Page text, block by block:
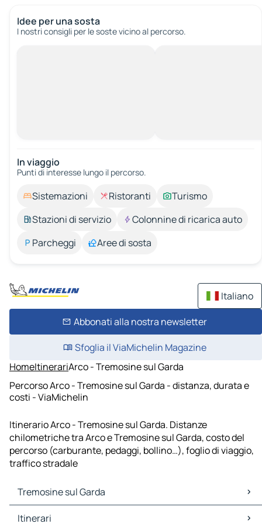
Idee per una sosta
I nostri consigli per le soste vicino al percorso.
In viaggio
Punti di interesse lungo il percorso.
Sistemazioni Ristoranti
Turismo
Stazioni di servizio
Colonnine di ricarica auto
Parcheggi
Aree di sosta
Italiano
Abbonati alla nostra newsletter
Sfoglia il ViaMichelin Magazine
HomeItinerariArco - Tremosine sul Garda
Percorso Arco - Tremosine sul Garda - distanza, durata e
costi - ViaMichelin
Itinerario Arco - Tremosine sul Garda. Distanze
chilometriche tra Arco e Tremosine sul Garda, costo del
percorso (carburante, pedaggi, bollino…), foglio di viaggio,
traffico stradale
Tremosine sul Garda
Tremosine sul Garda Mappe Piantine
Itinerari